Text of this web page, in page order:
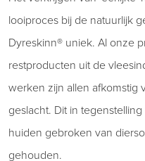
looiproces bij de natuurlijk
Dyreskinn® uniek. Al onze
restproducten uit de
werken zijn allen afkomstig
geslacht. Dit in
huiden gebroken van
gehouden.